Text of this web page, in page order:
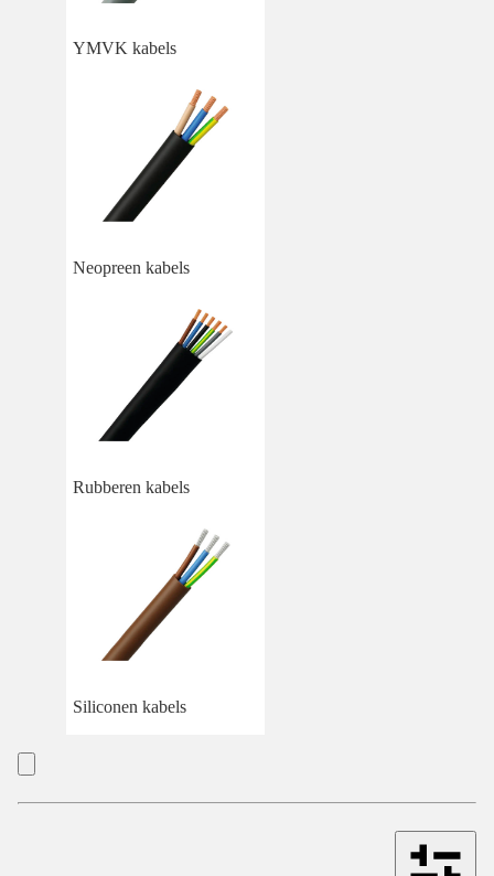
YMVK kabels
Neopreen kabels
Rubberen kabels
Siliconen kabels